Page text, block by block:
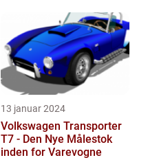
13 januar 2024
Volkswagen Transporter
T7 - Den Nye Målestok
inden for Varevogne